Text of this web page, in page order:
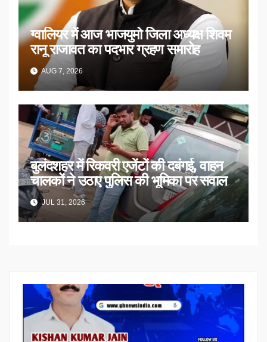
ग्वालियर में आज भाजयुमो जिला अध्यक्ष शिवम
रानू राजावत का पदभार ग्रहण समारोह
AUG 7, 2026
बुलंदशहर में रिकवरी एजेंटों की दबंगई, वाहन
चालकों ने उठाए पुलिस की भूमिका पर सवाल
JUL 31, 2026